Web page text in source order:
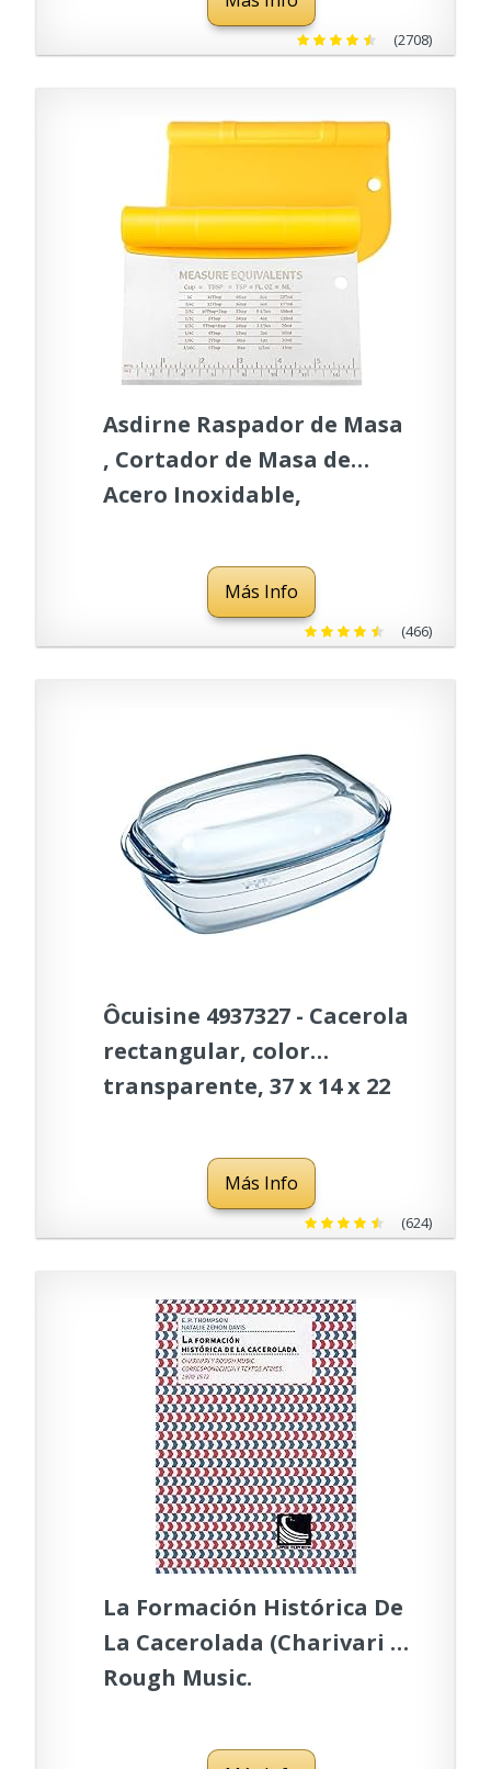
(2708)
Asdirne Raspador de Masa
, Cortador de Masa de
Acero Inoxidable,
6 Pulgadas, Amarillo
Más Info
(466)
Ôcuisine 4937327 - Cacerola
rectangular, color
transparente, 37 x 14 x 22
Más Info
(624)
La Formación Histórica De
La Cacerolada (Charivari y
Rough Music.
afines. 1970-1972) (Acuse de